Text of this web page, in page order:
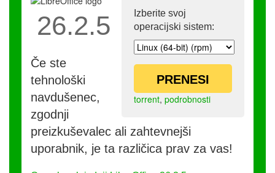
Izberite svoj
operacijski sistem:
PRENESI
torrent, podrobnosti
26.2.5
Če ste
tehnološki
navdušenec,
zgodnji
preizkuševalec ali zahtevnejši
uporabnik, je ta različica prav za vas!